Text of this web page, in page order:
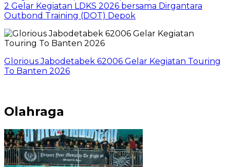
2 Gelar Kegiatan LDKS 2026 bersama Dirgantara
Outbond Training (DOT) Depok
Glorious Jabodetabek 62006 Gelar Kegiatan Touring
To Banten 2026
Olahraga